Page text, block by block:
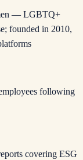
— LGBTQ+
founded in 2010,
following
covering ESG